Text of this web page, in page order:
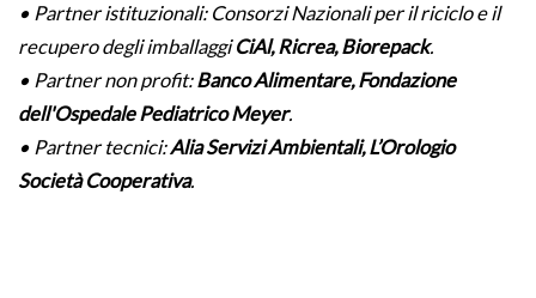
• Partner istituzionali: Consorzi Nazionali per il riciclo e il
recupero degli imballaggiCiAl, Ricrea, Biorepack.
• Partner non profit:Banco Alimentare, Fondazione
dell'Ospedale Pediatrico Meyer.
• Partner tecnici:Alia Servizi Ambientali, L’Orologio
Società Cooperativa.